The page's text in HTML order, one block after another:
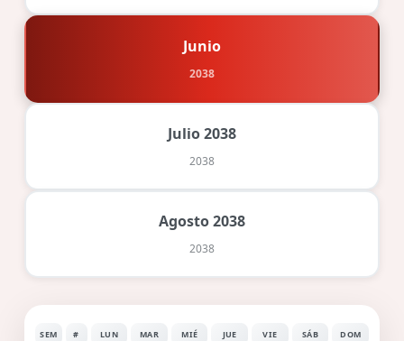
Junio
2038
Julio 2038
2038
Agosto 2038
2038
SEM # LUN MAR MIÉ JUE VIE SÁB DOM